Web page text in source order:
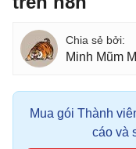
Minh Mũm
Mua gói Thành
cáo và